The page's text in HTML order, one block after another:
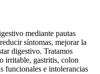
mediante pautas
síntomas, mejorar la
digestivo. Tratamos
irritable, gastritis, colon
funcionales e intolerancias